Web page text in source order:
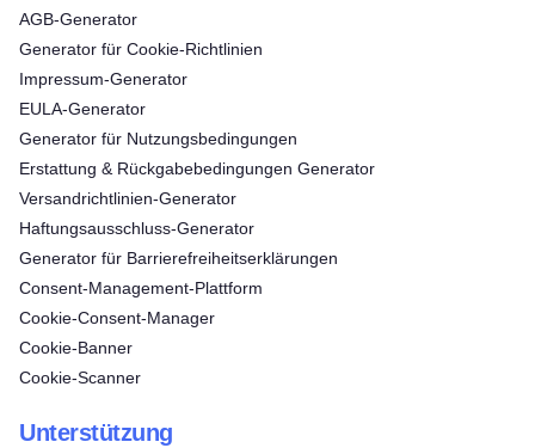
AGB-Generator
Generator für Cookie-Richtlinien
Impressum-Generator
EULA-Generator
Generator für Nutzungsbedingungen
Erstattung & Rückgabebedingungen Generator
Versandrichtlinien-Generator
Haftungsausschluss-Generator
Generator für Barrierefreiheitserklärungen
Consent‑Management‑Plattform
Cookie-Consent-Manager
Cookie-Banner
Cookie-Scanner
Unterstützung